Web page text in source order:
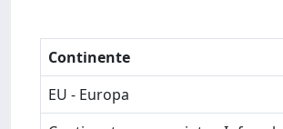
Continente
EU - Europa